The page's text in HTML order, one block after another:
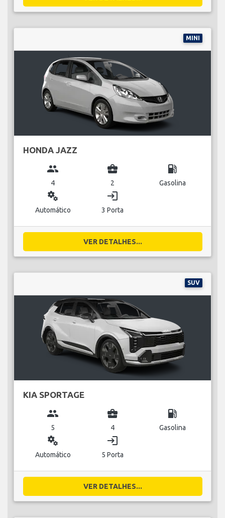
MINI
HONDA JAZZ
group
4
business_center
2
local_gas_station
Gasolina
miscellaneous_services
Automático
login
3 Porta
VER DETALHES...
SUV
KIA SPORTAGE
group
5
business_center
4
local_gas_station
Gasolina
miscellaneous_services
Automático
login
5 Porta
VER DETALHES...